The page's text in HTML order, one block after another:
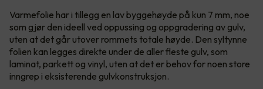
Varmefolie har i tillegg en lav byggehøyde på kun 7 mm, noe
som gjør den ideell ved oppussing og oppgradering av gulv,
uten at det går utover rommets totale høyde. Den syltynne
folien kan legges direkte under de aller fleste gulv, som
laminat, parkett og vinyl, uten at det er behov for noen store
inngrep i eksisterende gulvkonstruksjon.